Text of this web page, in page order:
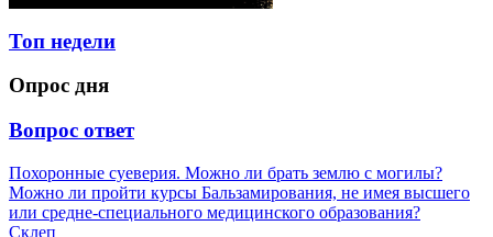
Топ недели
Опрос дня
Вопрос ответ
Похоронные суеверия. Можно ли брать землю с могилы?
Можно ли пройти курсы Бальзамирования, не имея высшего
или средне-специального медицинского образования?
Склеп